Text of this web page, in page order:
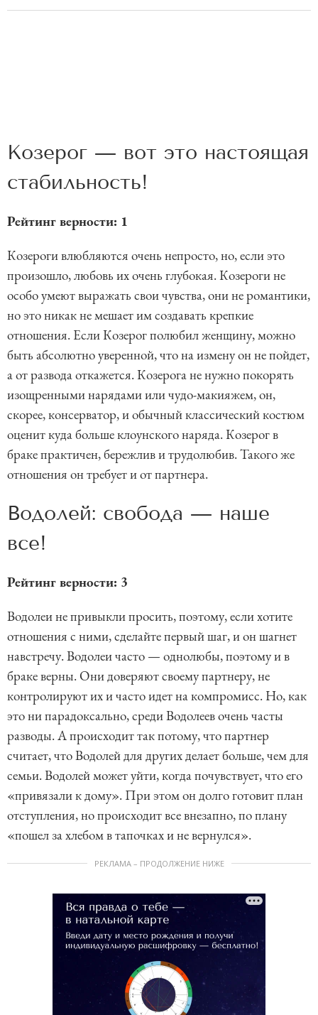
Козерог — вот это настоящая
стабильность!
Рейтинг верности: 1
Козероги влюбляются очень непросто, но, если это
произошло, любовь их очень глубокая. Козероги не
особо умеют выражать свои чувства, они не романтики,
но это никак не мешает им создавать крепкие
отношения. Если Козерог полюбил женщину, можно
быть абсолютно уверенной, что на измену он не пойдет,
а от развода откажется. Козерога не нужно покорять
изощренными нарядами или чудо-макияжем, он,
скорее, консерватор, и обычный классический костюм
оценит куда больше клоунского наряда. Козерог в
браке практичен, бережлив и трудолюбив. Такого же
отношения он требует и от партнера.
Водолей: свобода — наше
все!
Рейтинг верности: 3
Водолеи не привыкли просить, поэтому, если хотите
отношения с ними, сделайте первый шаг, и он шагнет
навстречу. Водолеи часто — однолюбы, поэтому и в
браке верны. Они доверяют своему партнеру, не
контролируют их и часто идет на компромисс. Но, как
это ни парадоксально, среди Водолеев очень часты
разводы. А происходит так потому, что партнер
считает, что Водолей для других делает больше, чем для
семьи. Водолей может уйти, когда почувствует, что его
«привязали к дому». При этом он долго готовит план
отступления, но происходит все внезапно, по плану
«пошел за хлебом в тапочках и не вернулся».
РЕКЛАМА – ПРОДОЛЖЕНИЕ НИЖЕ